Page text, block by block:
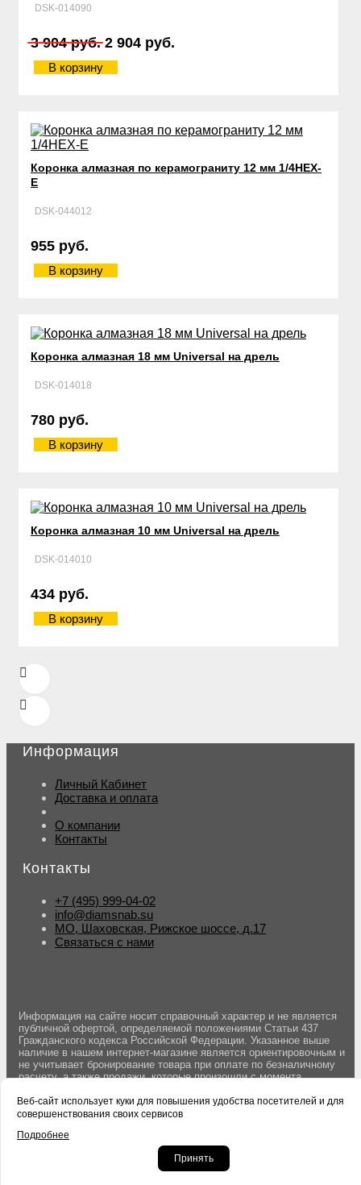
DSK-014090
3 904 руб. 2 904 руб.
В корзину
Коронка алмазная по керамограниту 12 мм 1/4HEX-
E
DSK-044012
955 руб.
В корзину
Коронка алмазная 18 мм Universal на дрель
DSK-014018
780 руб.
В корзину
Коронка алмазная 10 мм Universal на дрель
DSK-014010
434 руб.
В корзину
Информация
Личный Кабинет
Доставка и оплата
О компании
Контакты
Контакты
+7 (495) 999-04-02
info@diamsnab.su
МО, Шаховская, Рижское шоссе, д.17
Связаться с нами
Информация на сайте носит справочный характер и не является
публичной офертой, определяемой положениями Статьи 437
Гражданского кодекса Российской Федерации. Указанное выше
наличие в нашем интернет-магазине является ориентировочным и
не учитывает бронирование товара при оплате по безналичному
расчету, а также продажи, которые произошли с момента
резерв товара оформив заказ на сайте. Бронирование товара
осуществляется после подтверждения заказа менеджером.
© 2004-2026 DS Ручной инструмент.
Веб-сайт использует куки для повышения удобства посетителей и для
совершенствования своих сервисов
Подробнее
Принять